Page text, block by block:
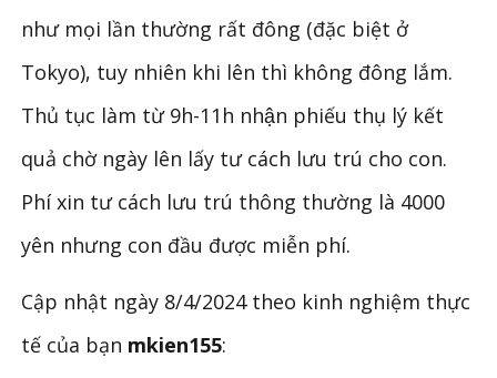
như mọi lần thường rất đông (đặc biệt ở
Tokyo), tuy nhiên khi lên thì không đông lắm.
Thủ tục làm từ 9h-11h nhận phiếu thụ lý kết
quả chờ ngày lên lấy tư cách lưu trú cho con.
Phí xin tư cách lưu trú thông thường là 4000
yên nhưng con đầu được miễn phí.
Cập nhật ngày 8/4/2024 theo kinh nghiệm thực
tế của bạn mkien155: